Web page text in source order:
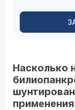
Насколько